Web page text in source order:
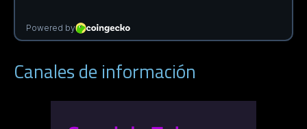
Canales de información